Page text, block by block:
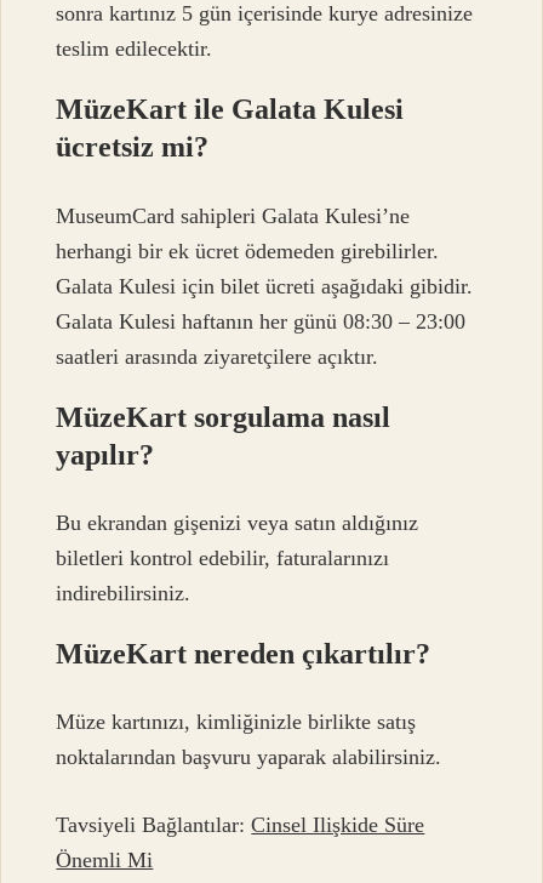
sonra kartınız 5 gün içerisinde kurye adresinize
teslim edilecektir.
MüzeKart ile Galata Kulesi
ücretsiz mi?
MuseumCard sahipleri Galata Kulesi’ne
herhangi bir ek ücret ödemeden girebilirler.
Galata Kulesi için bilet ücreti aşağıdaki gibidir.
Galata Kulesi haftanın her günü 08:30 – 23:00
saatleri arasında ziyaretçilere açıktır.
MüzeKart sorgulama nasıl
yapılır?
Bu ekrandan gişenizi veya satın aldığınız
biletleri kontrol edebilir, faturalarınızı
indirebilirsiniz.
MüzeKart nereden çıkartılır?
Müze kartınızı, kimliğinizle birlikte satış
noktalarından başvuru yaparak alabilirsiniz.
Tavsiyeli Bağlantılar:Cinsel Ilişkide Süre
Önemli Mi